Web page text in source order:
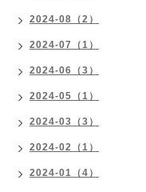
2024-08（2）
2024-07（1）
2024-06（3）
2024-05（1）
2024-03（3）
2024-02（1）
2024-01（4）